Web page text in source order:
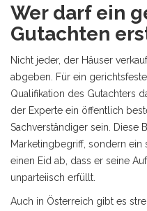
Wer darf ein
Gutachten
Nicht jeder, der Häuser
abgeben. Für ein
Qualifikation des Gutachters
der Experte ein öffentlich
Sachverständiger sein. Diese
Marketingbegriff, sondern ein
einen Eid ab, dass er seine
unparteiisch erfüllt.
Auch in Österreich gibt es